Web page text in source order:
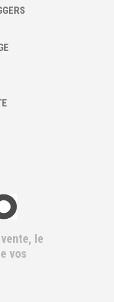
le
vos